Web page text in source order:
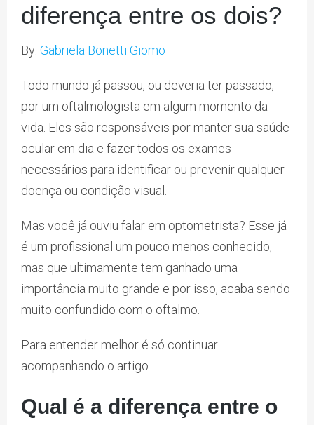
diferença entre os dois?
By: Gabriela Bonetti Giomo
Todo mundo já passou, ou deveria ter passado,
por um oftalmologista em algum momento da
vida. Eles são responsáveis por manter sua saúde
ocular em dia e fazer todos os exames
necessários para identificar ou prevenir qualquer
doença ou condição visual.
Mas você já ouviu falar em optometrista? Esse já
é um profissional um pouco menos conhecido,
mas que ultimamente tem ganhado uma
importância muito grande e por isso, acaba sendo
muito confundido com o oftalmo.
Para entender melhor é só continuar
acompanhando o artigo.
Qual é a diferença entre o